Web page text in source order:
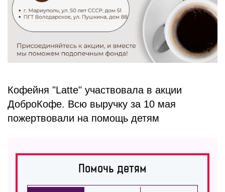
Кофейня "Latte" участвовала в акции
ДоброКофе. Всю выручку за 10 мая
пожертвовали на помощь детям
Помочь детям